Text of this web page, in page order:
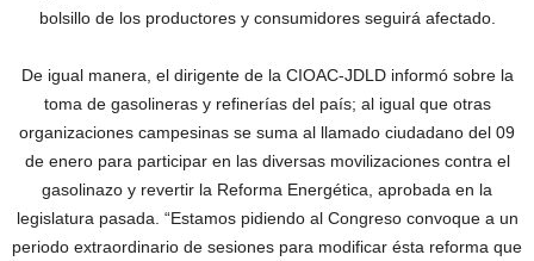
bolsillo de los productores y consumidores seguirá afectado.
De igual manera, el dirigente de la CIOAC-JDLD informó sobre la
toma de gasolineras y refinerías del país; al igual que otras
organizaciones campesinas se suma al llamado ciudadano del 09
de enero para participar en las diversas movilizaciones contra el
gasolinazo y revertir la Reforma Energética, aprobada en la
legislatura pasada. “Estamos pidiendo al Congreso convoque a un
periodo extraordinario de sesiones para modificar ésta reforma que